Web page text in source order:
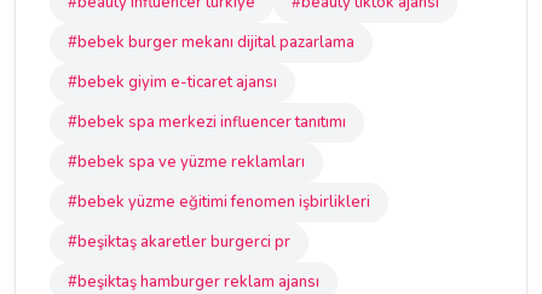
#bebek burger mekanı dijital pazarlama
#bebek giyim e-ticaret ajansı
#bebek spa merkezi influencer tanıtımı
#bebek spa ve yüzme reklamları
#bebek yüzme eğitimi fenomen işbirlikleri
#beşiktaş akaretler burgerci pr
#beşiktaş hamburger reklam ajansı